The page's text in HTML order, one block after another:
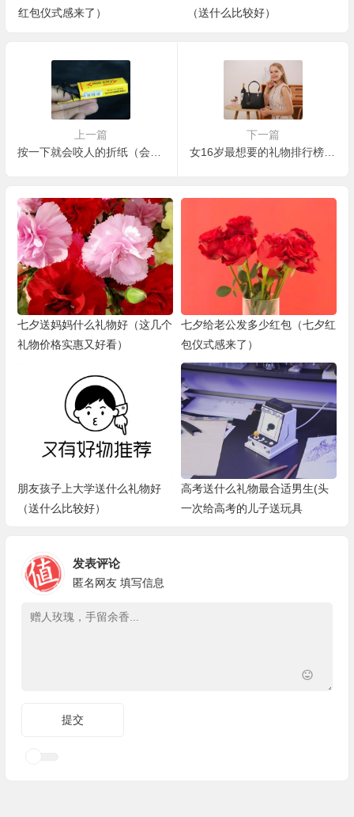
红包仪式感来了）
（送什么比较好）
上一篇
下一篇
女16岁最想要的礼物排行榜（女生最想要的20种礼物推荐）
七夕送妈妈什么礼物好（这几个
礼物价格实惠又好看）
七夕给老公发多少红包（七夕红
包仪式感来了）
朋友孩子上大学送什么礼物好
（送什么比较好）
高考送什么礼物最合适男生(头
一次给高考的儿子送玩具
发表评论
匿名网友 填写信息